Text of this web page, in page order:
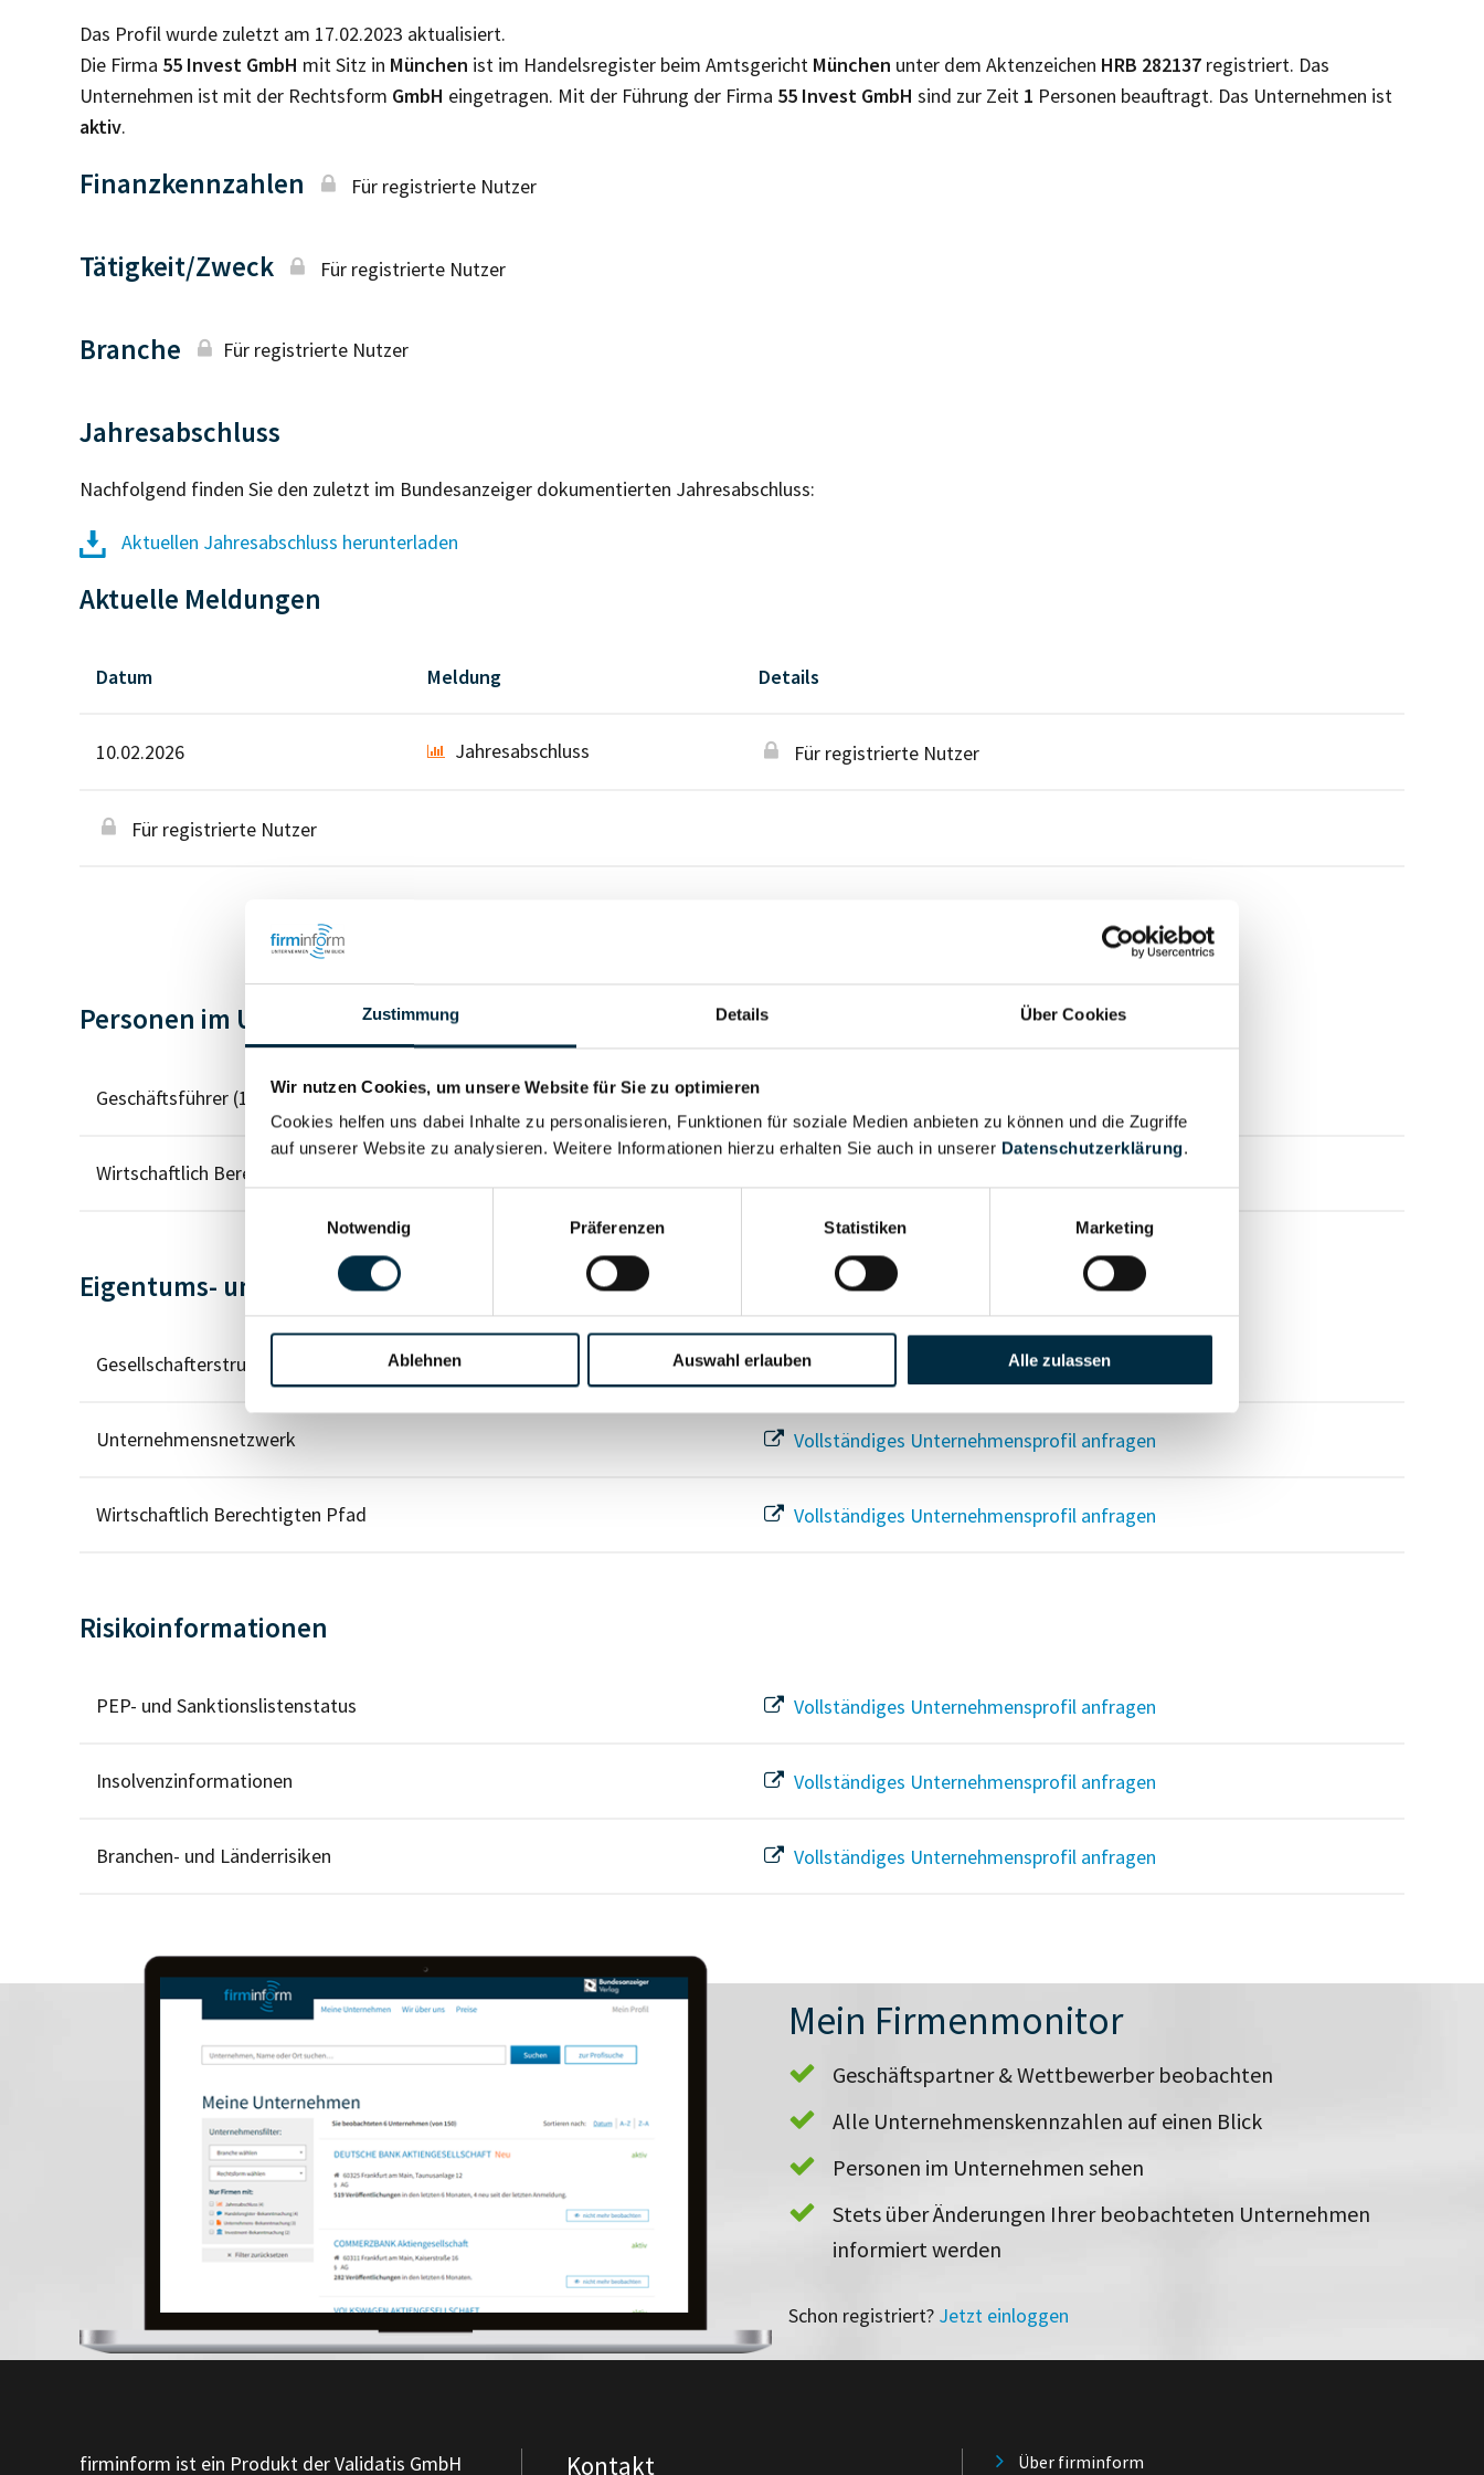
Zustimmung Details Über Cookies
Wir nutzen Cookies, um unsere Website für Sie zu optimieren
Cookies helfen uns dabei Inhalte zu personalisieren, Funktionen für soziale Medien anbieten zu können und die Zugriffe
auf unserer Website zu analysieren. Weitere Informationen hierzu erhalten Sie auch in unserer Datenschutzerklärung.
Notwendig
Präferenzen Statistiken Marketing
Ablehnen Auswahl erlauben Alle zulassen
Das Profil wurde zuletzt am 17.02.2023 aktualisiert.
Die Firma 55 Invest GmbH mit Sitz in München ist im Handelsregister beim Amtsgericht München unter dem Aktenzeichen HRB 282137 registriert. Das
Unternehmen ist mit der Rechtsform GmbH eingetragen. Mit der Führung der Firma 55 Invest GmbH sind zur Zeit 1 Personen beauftragt. Das Unternehmen ist
aktiv.
Finanzkennzahlen Für registrierte Nutzer
Tätigkeit/Zweck Für registrierte Nutzer
Branche Für registrierte Nutzer
Jahresabschluss
Nachfolgend finden Sie den zuletzt im Bundesanzeiger dokumentierten Jahresabschluss:
Aktuellen Jahresabschluss herunterladen
Aktuelle Meldungen
Datum Meldung Details
10.02.2026 Jahresabschluss Für registrierte Nutzer
Für registrierte Nutzer
Personen im Unternehmen
Geschäftsführer (1)
Wirtschaftlich Berechtigter
Eigentums- und Kontrollstruktur
Gesellschafterstruktur Vollständiges Unternehmensprofil anfragen
Unternehmensnetzwerk Vollständiges Unternehmensprofil anfragen
Wirtschaftlich Berechtigten Pfad Vollständiges Unternehmensprofil anfragen
Risikoinformationen
PEP- und Sanktionslistenstatus Vollständiges Unternehmensprofil anfragen
Insolvenzinformationen Vollständiges Unternehmensprofil anfragen
Branchen- und Länderrisiken Vollständiges Unternehmensprofil anfragen
Mein Firmenmonitor
Geschäftspartner & Wettbewerber beobachten
Alle Unternehmenskennzahlen auf einen Blick
Personen im Unternehmen sehen
Stets über Änderungen Ihrer beobachteten Unternehmen
informiert werden
Schon registriert? Jetzt einloggen
firminform ist ein Produkt der Validatis GmbH Kontakt Über firminform